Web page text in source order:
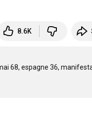
8.6K
68, espagne 36,